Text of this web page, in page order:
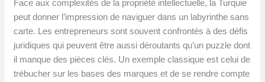
Face aux complexités de la propriété intellectuelle, la Turquie
peut donner l’impression de naviguer dans un labyrinthe sans
carte. Les entrepreneurs sont souvent confrontés à des défis
juridiques qui peuvent être aussi déroutants qu’un puzzle dont
il manque des pièces clés. Un exemple classique est celui de
trébucher sur les bases des marques et de se rendre compte